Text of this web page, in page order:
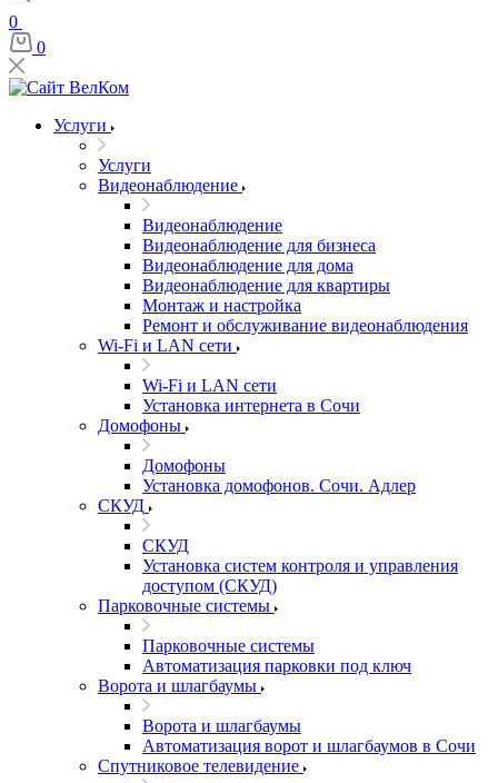
0
0
Услуги
Услуги
Видеонаблюдение
Видеонаблюдение
Видеонаблюдение для бизнеса
Видеонаблюдение для дома
Видеонаблюдение для квартиры
Монтаж и настройка
Ремонт и обслуживание видеонаблюдения
Wi-Fi и LAN сети
Wi-Fi и LAN сети
Установка интернета в Сочи
Домофоны
Домофоны
Установка домофонов. Сочи. Адлер
СКУД
СКУД
Установка систем контроля и управления
доступом (СКУД)
Парковочные системы
Парковочные системы
Автоматизация парковки под ключ
Ворота и шлагбаумы
Ворота и шлагбаумы
Автоматизация ворот и шлагбаумов в Сочи
Спутниковое телевидение